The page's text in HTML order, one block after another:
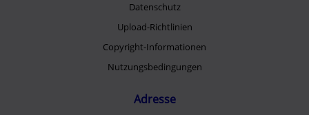
Datenschutz
Upload-Richtlinien
Copyright-Informationen
Nutzungsbedingungen
Adresse